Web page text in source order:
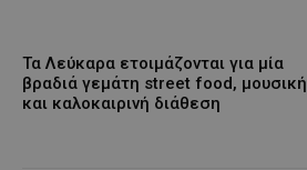
Τα Λεύκαρα ετοιμάζονται για μία
βραδιά γεμάτη street food, μουσική
και καλοκαιρινή διάθεση